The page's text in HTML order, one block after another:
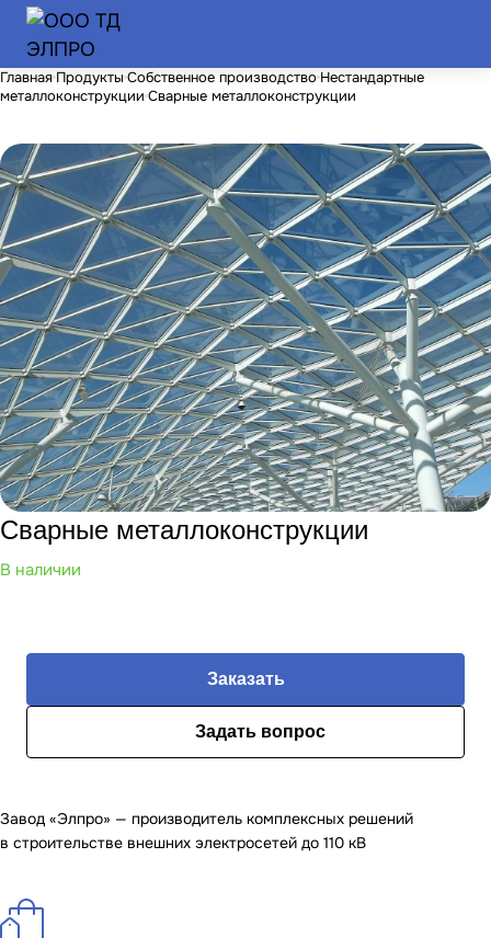
Главная Продукты Собственное производство Нестандартные
металлоконструкции Сварные металлоконструкции
Сварные металлоконструкции
В наличии
Заказать
Задать вопрос
Завод «Элпро» — производитель комплексных решений
в строительстве внешних электросетей до 110 кВ